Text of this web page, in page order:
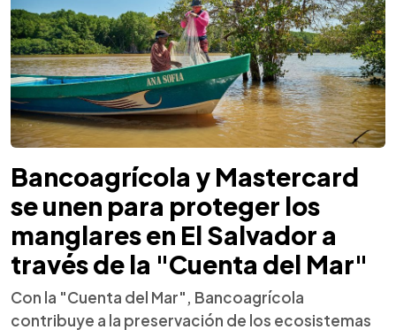
Bancoagrícola y Mastercard
se unen para proteger los
manglares en El Salvador a
través de la "Cuenta del Mar"
Con la "Cuenta del Mar", Bancoagrícola
contribuye a la preservación de los ecosistemas